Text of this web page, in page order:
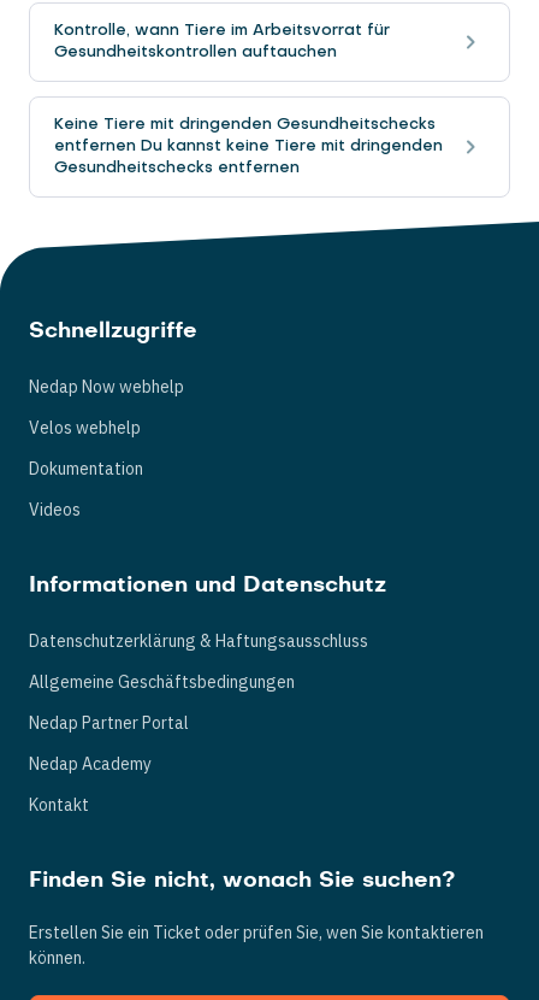
Kontrolle, wann Tiere im Arbeitsvorrat für
Gesundheitskontrollen auftauchen
Keine Tiere mit dringenden Gesundheitschecks
entfernen Du kannst keine Tiere mit dringenden
Gesundheitschecks entfernen
Schnellzugriffe
Nedap Now webhelp
Velos webhelp
Dokumentation
Videos
Informationen und Datenschutz
Datenschutzerklärung & Haftungsausschluss
Allgemeine Geschäftsbedingungen
Nedap Partner Portal
Nedap Academy
Kontakt
Finden Sie nicht, wonach Sie suchen?
Erstellen Sie ein Ticket oder prüfen Sie, wen Sie kontaktieren
können.